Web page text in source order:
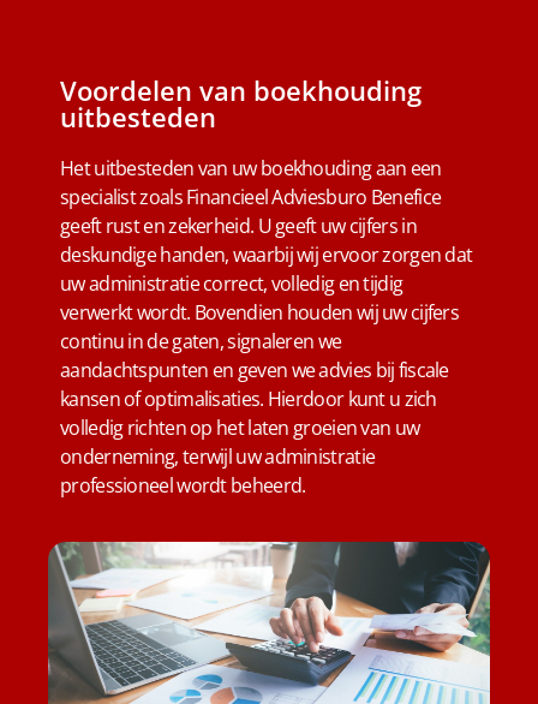
Voordelen van boekhouding
uitbesteden
Het uitbesteden van uw boekhouding aan een
specialist zoalsFinancieel Adviesburo Benefice
geeft rust en zekerheid. U geeft uw cijfers in
deskundige handen, waarbij wij ervoor zorgen dat
uw administratie correct, volledig en tijdig
verwerkt wordt. Bovendien houden wij uw cijfers
continu in de gaten, signaleren we
aandachtspunten en geven we advies bij fiscale
kansen of optimalisaties. Hierdoor kunt u zich
volledig richten op het laten groeien van uw
onderneming, terwijl uw administratie
professioneel wordt beheerd.